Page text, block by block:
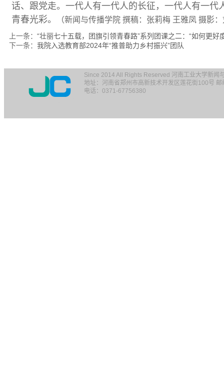
话、跟党走。一代人有一代人的长征，一代人有一
青春光彩。
（新闻与传播学院 撰稿：张莉梅 王雅凤 摄影
上一条： “壮丽七十五载，团旗引领青春路”系列团课之二：“如何更好
下一条： 我院入选教育部2024年“推普助力乡村振兴”团队
Since 2014 All Rights Reserved 河南工业大学新闻
地址：河南省郑州市高新技术开发区莲花街100号
电话：0371-67756380